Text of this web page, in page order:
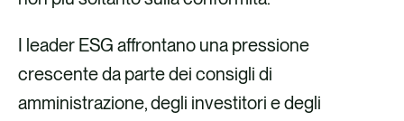
I leader ESG affrontano una pressione
crescente da parte dei consigli di
amministrazione, degli investitori e degli